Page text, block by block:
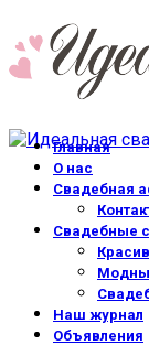
Главная
О нас
Свадебная
Свадебные
Наш журнал
Объявления